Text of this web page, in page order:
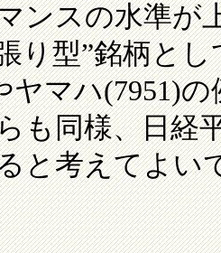
ンスの水準が
り型”銘柄と
ヤマハ(7951)
も同様、日経
と考えてよい